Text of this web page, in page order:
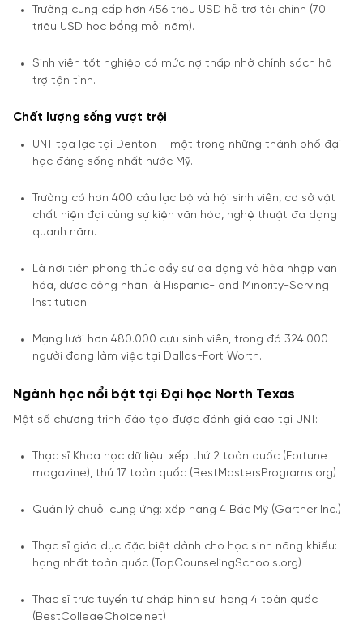
Trường cung cấp hơn 456 triệu USD hỗ trợ tài chính (70
triệu USD học bổng mỗi năm).
Sinh viên tốt nghiệp có mức nợ thấp nhờ chính sách hỗ
trợ tận tình.
Chất lượng sống vượt trội
UNT tọa lạc tại Denton – một trong những thành phố đại
học đáng sống nhất nước Mỹ.
Trường có hơn 400 câu lạc bộ và hội sinh viên, cơ sở vật
chất hiện đại cùng sự kiện văn hóa, nghệ thuật đa dạng
quanh năm.
Là nơi tiên phong thúc đẩy sự đa dạng và hòa nhập văn
hóa, được công nhận là Hispanic- and Minority-Serving
Institution.
Mạng lưới hơn 480.000 cựu sinh viên, trong đó 324.000
người đang làm việc tại Dallas-Fort Worth.
Ngành học nổi bật tại Đại học North Texas
Một số chương trình đào tạo được đánh giá cao tại UNT:
Thạc sĩ Khoa học dữ liệu: xếp thứ 2 toàn quốc (Fortune
magazine), thứ 17 toàn quốc (BestMastersPrograms.org)
Quản lý chuỗi cung ứng: xếp hạng 4 Bắc Mỹ (Gartner Inc.)
Thạc sĩ giáo dục đặc biệt dành cho học sinh năng khiếu:
hạng nhất toàn quốc (TopCounselingSchools.org)
Thạc sĩ trực tuyến tư pháp hình sự: hạng 4 toàn quốc
(BestCollegeChoice.net)